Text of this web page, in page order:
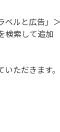
ルと広告」
検索して追加
ただきます。